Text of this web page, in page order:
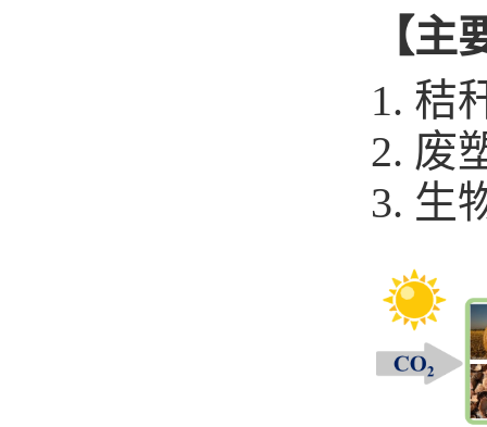
【主
1. 秸
2. 废
3. 生